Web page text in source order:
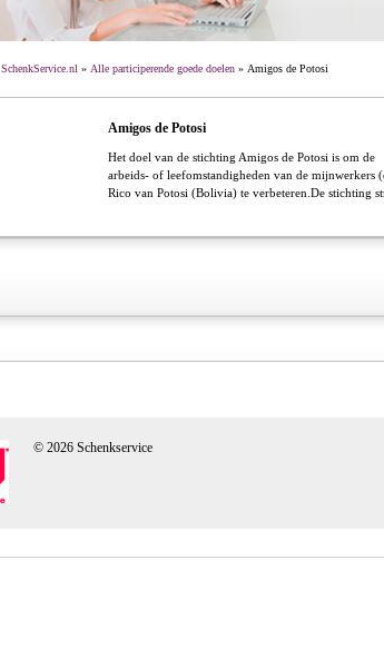
SchenkService.nl » Alle participerende goede doelen» Amigos de Potosi
Amigos de Potosi
Het doel van de stichting Amigos de Potosi is om de
arbeids- of leefomstandigheden van de mijnwerkers
Rico van Potosi (Bolivia) te verbeteren.De stichting
© 2026 Schenkservice